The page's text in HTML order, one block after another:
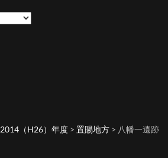
2014（H26）年度 > 置賜地方 > 八幡一遺跡